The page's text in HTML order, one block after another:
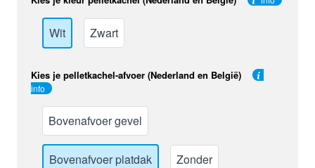
Wit Zwart
Kies je pelletkachel-afvoer (Nederland en België)
info
Bovenafvoer gevel
Bovenafvoer platdak Zonder